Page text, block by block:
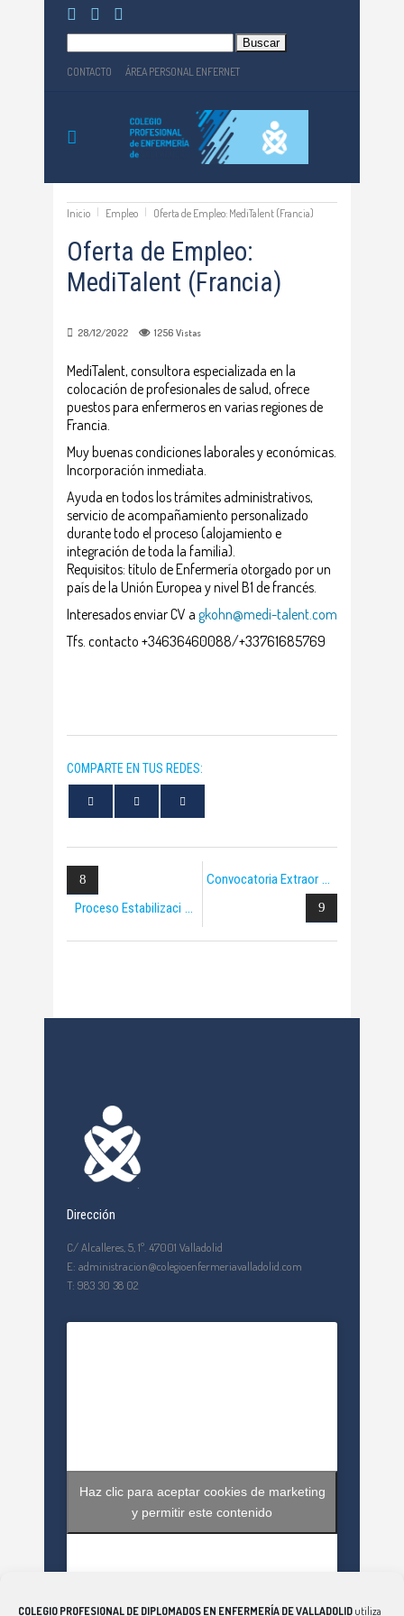
COLEGIO PROFESIONAL DE DIPLOMADOS EN ENFERMERÍA DE VALLADOLID utiliza
CONTACTO ÁREA PERSONAL ENFERNET
Inicio Empleo Oferta de Empleo: MediTalent (Francia)
Oferta de Empleo:
MediTalent (Francia)
28/12/2022 1256 Vistas
MediTalent, consultora especializada en la
colocación de profesionales de salud, ofrece
puestos para enfermeros en varias regiones de
Francia.
Muy buenas condiciones laborales y económicas.
Incorporación inmediata.
Ayuda en todos los trámites administrativos,
servicio de acompañamiento personalizado
durante todo el proceso (alojamiento e
integración de toda la familia).
Requisitos: título de Enfermería otorgado por un
país de la Unión Europea y nivel B1 de francés.
Interesados enviar CV a gkohn@medi-talent.com
Tfs. contacto +34636460088/+33761685769
COMPARTE EN TUS REDES:
Proceso Estabilizaci
Convocatoria Extraor
Dirección
C/ Alcalleres, 5, 1º. 47001 Valladolid
E: administracion@colegioenfermeriavalladolid.com
T: 983 30 38 02
Haz clic para aceptar cookies de marketing
y permitir este contenido